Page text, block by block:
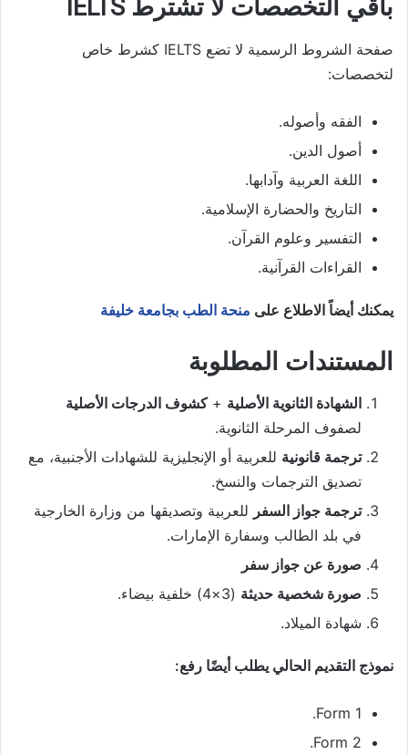
باقي التخصصات لا تشترط IELTS
صفحة الشروط الرسمية لا تضع IELTS كشرط خاص
لتخصصات:
الفقه وأصوله.
أصول الدين.
اللغة العربية وآدابها.
التاريخ والحضارة الإسلامية.
التفسير وعلوم القرآن.
القراءات القرآنية.
يمكنك أيضاً الاطلاع على منحة الطب بجامعة خليفة
المستندات المطلوبة
الشهادة الثانوية الأصلية +كشوف الدرجات الأصلية
لصفوف المرحلة الثانوية.
ترجمة قانونية للعربية أو الإنجليزية للشهادات الأجنبية، مع
تصديق الترجمات والنسخ.
ترجمة جواز السفر للعربية وتصديقها من وزارة الخارجية
في بلد الطالب وسفارة الإمارات.
صورة عن جواز سفر
صورة شخصية حديثة (3×4) خلفية بيضاء.
شهادة الميلاد.
نموذج التقديم الحالي يطلب أيضًا رفع:
Form 1.
Form 2.